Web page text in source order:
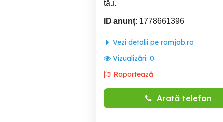
tău.
ID anunț: 1778661396
Vezi detalii pe romjob.ro
Vizualizări: 0
Raportează
Arată telefon